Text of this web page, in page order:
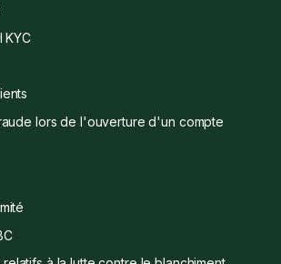
KYC
lors de l'ouverture d'un compte